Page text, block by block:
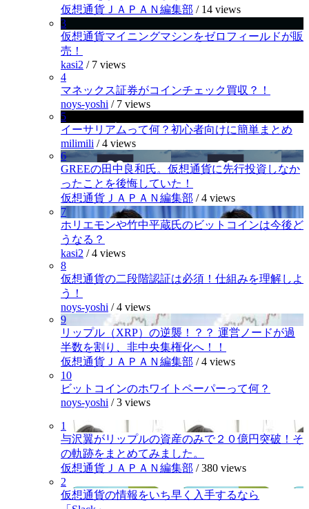
仮想通貨ＪＡＰＡＮ編集部 / 14 views
3
仮想通貨マイニングマシンをゼロフィールドが販
売！
kasi2 / 7 views
4
マネックス証券がコインチェック買収？！
noys-yoshi / 7 views
5
イーサリアムって何？初心者向けに簡単まとめ
milimili /4 views
6
GREEの田中良和氏。仮想通貨に先行投資しなか
ったことを後悔していた！
仮想通貨ＪＡＰＡＮ編集部 /4 views
7
ホリエモンや竹中平蔵氏のビットコインは今後ど
うなる？
kasi2 /4 views
8
仮想通貨の二段階認証は必須！仕組みを理解しよ
う！
noys-yoshi /4 views
9
リップル（XRP）の逆襲！？？ 運営ノードが過
半数を割り、非中央集権化へ！！
仮想通貨ＪＡＰＡＮ編集部 /4 views
10
ビットコインのホワイトペーパーって何？
noys-yoshi /3 views
1
与沢翼がリップルの資産のみで２０億円突破！そ
の軌跡をまとめてみました。
仮想通貨ＪＡＰＡＮ編集部 /380 views
2
仮想通貨の情報をいち早く入手するなら